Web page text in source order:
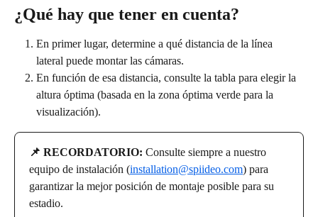
¿Qué hay que tener en cuenta?
En primer lugar, determine a qué distancia de la línea
lateral puede montar las cámaras.
En función de esa distancia, consulte la tabla para elegir la
altura óptima (basada en la zona óptima verde para la
visualización).
📌 RECORDATORIO: Consulte siempre a nuestro
equipo de instalación (installation@spiideo.com) para
garantizar la mejor posición de montaje posible para su
estadio.